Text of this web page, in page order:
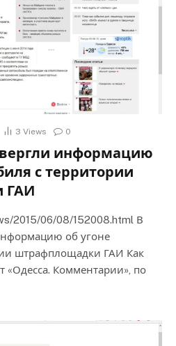
3 Views 0
информацию
с территории
ГАИ
2015/06/08/152008.html В
об угоне
штрафплощадки ГАИ Как
«Одесса. Комментарии», по